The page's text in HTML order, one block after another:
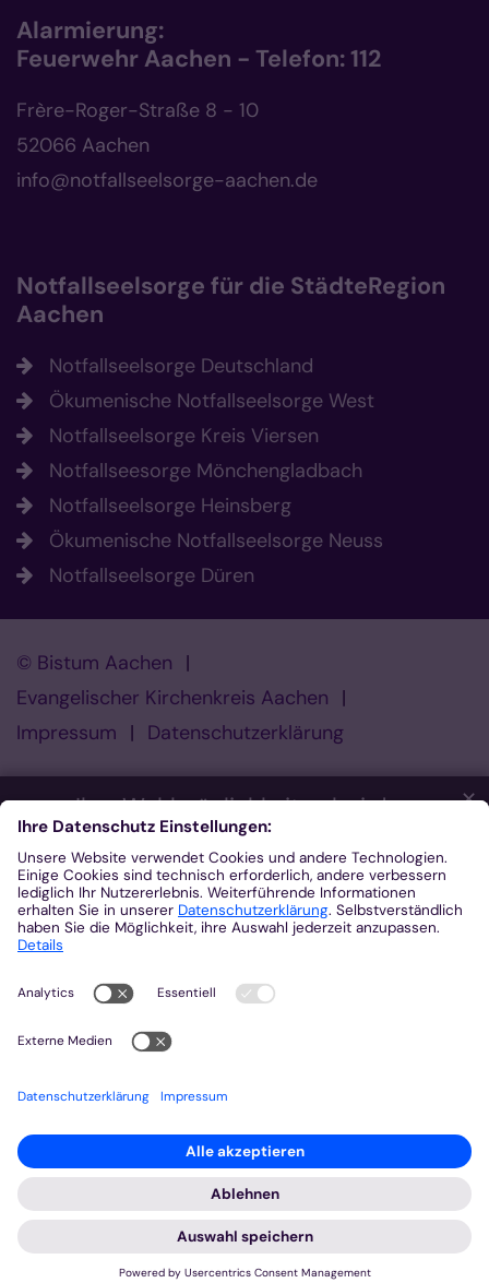
Ihre Wahlmöglichkeiten bei den
Einstellungen zum Datenschutz
Wir möchten Ihnen ein optimales Webseiten-Erlebnis bieten.
Dazu verwenden wir Cookies, die für das Funktionieren unserer
Website notwendig sind. Mit Ihrer Zustimmung verwenden wir
auch Cookies und andere Technologien, die zur Anzeige
externer Inhalte (Videos über Youtube, Audios über
Statistikzwecken genutzt werden. Sie können selbst
entscheiden, welche Kategorien Sie zulassen möchten. Bitte
beachten Sie, dass auf Basis Ihrer Einstellungen womöglich
nicht mehr alle Funktionalitäten der Seite zur Verfügung stehen.
Einwillung finden Sie in unserer
Notwendig
Externe Inhalte
Speichern Alle akzeptieren
✕
Datenschutzerklärung
Alarmierung:
Feuerwehr Aachen - Telefon: 112
Frère-Roger-Straße 8 - 10
52066 Aachen
info@notfallseelsorge-aachen.de
Notfallseelsorge für die StädteRegion
Aachen
Notfallseelsorge Deutschland
Ökumenische Notfallseelsorge West
Notfallseelsorge Kreis Viersen
Notfallseesorge Mönchengladbach
Notfallseelsorge Heinsberg
Ökumenische Notfallseelsorge Neuss
Notfallseelsorge Düren
© Bistum Aachen
Evangelischer Kirchenkreis Aachen
Impressum
Datenschutzerklärung